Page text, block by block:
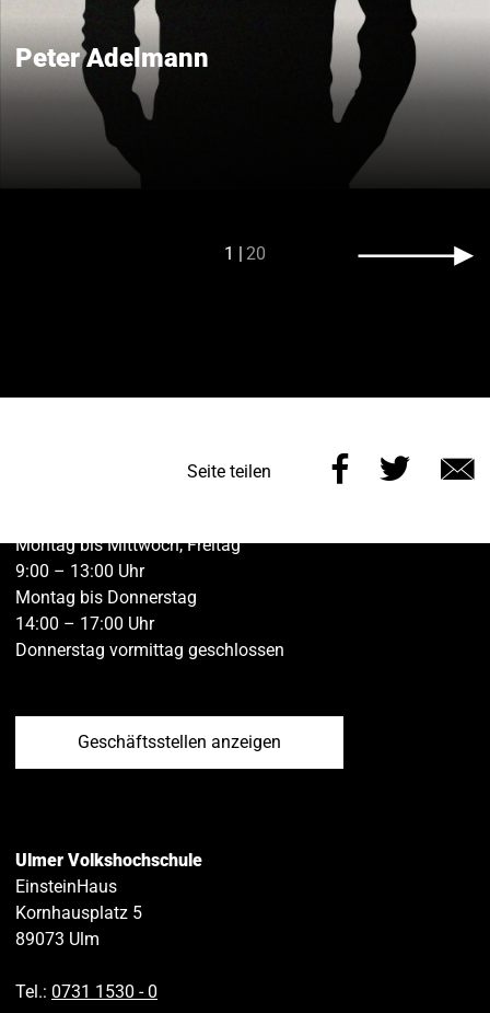
Peter Adelmann
1 20
Seite teilen
Diese
auf
Diese
auf
Kontakt vh ulm
Montag bis Mittwoch, Freitag
9:00 – 13:00 Uhr
Montag bis Donnerstag
14:00 – 17:00 Uhr
Donnerstag vormittag geschlossen
Geschäftsstellen anzeigen
Ulmer Volkshochschule
EinsteinHaus
Kornhausplatz 5
89073 Ulm
Tel.: 0731 1530 ‑ 0